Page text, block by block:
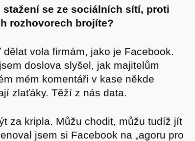
stažení se ze sociálních sítí, proti
rozhovorech brojíte?
vola firmám, jako je Facebook.
doslova slyšel, jak majitelům
mém komentáři v kase někde
zlaťáky. Těží z nás data.
za kripla. Můžu chodit, můžu tudíž jít
jsem si Facebook na „agoru pro